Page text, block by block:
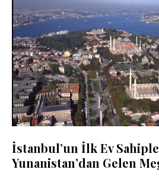
İstanbul’un İlk Ev
Yunanistan’dan Gelen